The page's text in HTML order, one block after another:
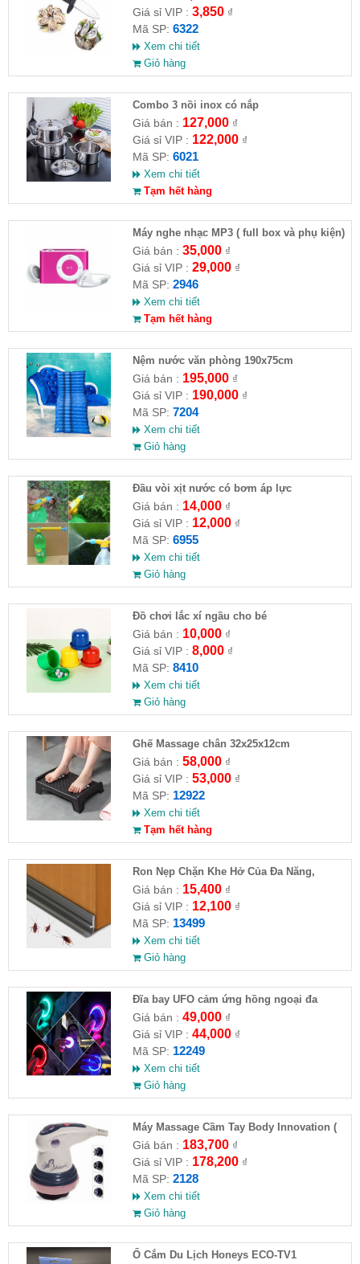
Giá sỉ VIP : 3,850₫
Mã SP: 6322
Xem chi tiết
Giỏ hàng
Combo 3 nồi inox có nắp
Giá bán : 127,000₫
Giá sỉ VIP : 122,000₫
Mã SP: 6021
Xem chi tiết
Tạm hết hàng
Máy nghe nhạc MP3 ( full box và phụ kiện)
Giá bán : 35,000₫
Giá sỉ VIP : 29,000₫
Mã SP: 2946
Xem chi tiết
Tạm hết hàng
Nệm nước văn phòng 190x75cm
Giá bán : 195,000₫
Giá sỉ VIP : 190,000₫
Mã SP: 7204
Xem chi tiết
Giỏ hàng
Đầu vòi xịt nước có bơm áp lực
Giá bán : 14,000₫
Giá sỉ VIP : 12,000₫
Mã SP: 6955
Xem chi tiết
Giỏ hàng
Đồ chơi lắc xí ngầu cho bé
Giá bán : 10,000₫
Giá sỉ VIP : 8,000₫
Mã SP: 8410
Xem chi tiết
Giỏ hàng
Ghế Massage chân 32x25x12cm
Giá bán : 58,000₫
Giá sỉ VIP : 53,000₫
Mã SP: 12922
Xem chi tiết
Tạm hết hàng
Ron Nẹp Chặn Khe Hở Của Đa Năng,
Chống Côn Trùng( HĐ )
Giá bán : 15,400₫
Giá sỉ VIP : 12,100₫
Mã SP: 13499
Xem chi tiết
Giỏ hàng
Đĩa bay UFO cảm ứng hồng ngoại đa
chiều tự động bay về
Giá bán : 49,000₫
Giá sỉ VIP : 44,000₫
Mã SP: 12249
Xem chi tiết
Giỏ hàng
Máy Massage Cầm Tay Body Innovation (
HĐ )
Giá bán : 183,700₫
Giá sỉ VIP : 178,200₫
Mã SP: 2128
Xem chi tiết
Giỏ hàng
Ổ Cắm Du Lịch Honeys ECO-TV1